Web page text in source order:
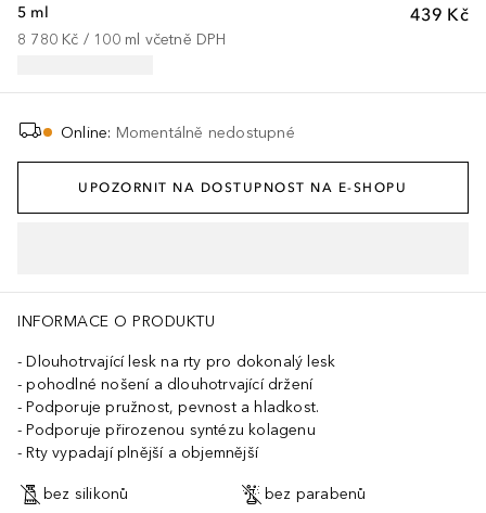
439 Kč
5 ml
8 780 Kč / 100 ml včetně DPH
Online: Momentálně nedostupné
UPOZORNIT NA DOSTUPNOST NA E-SHOPU
INFORMACE O PRODUKTU
Dlouhotrvající lesk na rty pro dokonalý lesk
pohodlné nošení a dlouhotrvající držení
Podporuje pružnost, pevnost a hladkost.
Podporuje přirozenou syntézu kolagenu
Rty vypadají plnější a objemnější
bez silikonů bez parabenů